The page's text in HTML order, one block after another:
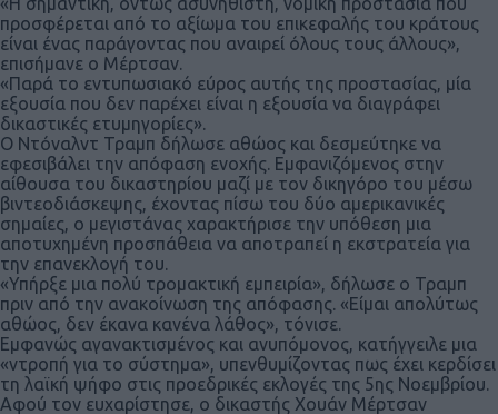
προσφέρεται από το αξίωμα του επικεφαλής του κράτους
είναι ένας παράγοντας που αναιρεί όλους τους άλλους»,
επισήμανε ο Μέρτσαν.
«Παρά το εντυπωσιακό εύρος αυτής της προστασίας, μία
εξουσία που δεν παρέχει είναι η εξουσία να διαγράφει
δικαστικές ετυμηγορίες».
Ο Ντόναλντ Τραμπ δήλωσε αθώος και δεσμεύτηκε να
εφεσιβάλει την απόφαση ενοχής. Εμφανιζόμενος στην
αίθουσα του δικαστηρίου μαζί με τον δικηγόρο του μέσω
βιντεοδιάσκεψης, έχοντας πίσω του δύο αμερικανικές
σημαίες, ο μεγιστάνας χαρακτήρισε την υπόθεση μια
αποτυχημένη προσπάθεια να αποτραπεί η εκστρατεία για
την επανεκλογή του.
«Υπήρξε μια πολύ τρομακτική εμπειρία», δήλωσε ο Τραμπ
πριν από την ανακοίνωση της απόφασης. «Είμαι απολύτως
αθώος, δεν έκανα κανένα λάθος», τόνισε.
Εμφανώς αγανακτισμένος και ανυπόμονος, κατήγγειλε μια
«ντροπή για το σύστημα», υπενθυμίζοντας πως έχει κερδίσει
τη λαϊκή ψήφο στις προεδρικές εκλογές της 5ης Νοεμβρίου.
Αφού τον ευχαρίστησε, ο δικαστής Χουάν Μέρτσαν